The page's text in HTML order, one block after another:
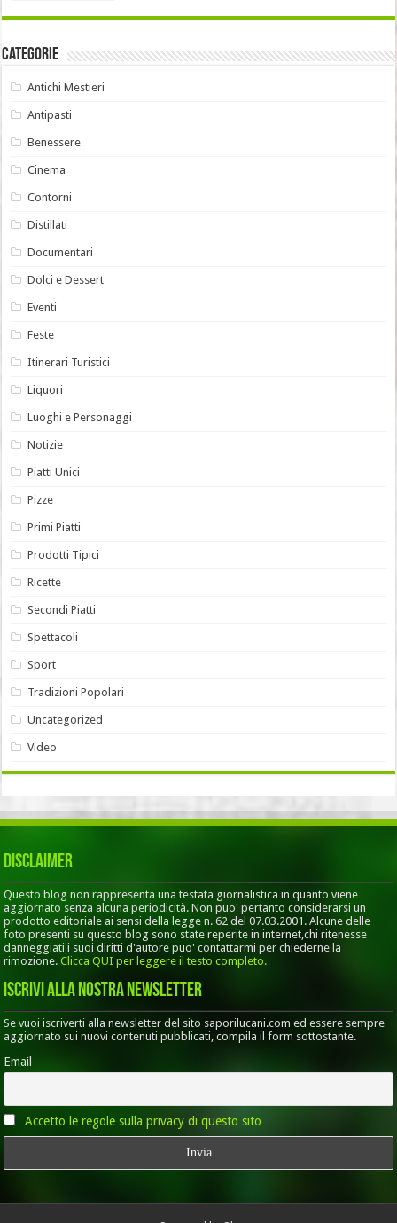
Categorie
Antichi Mestieri
Antipasti
Benessere
Cinema
Contorni
Distillati
Documentari
Dolci e Dessert
Eventi
Feste
Itinerari Turistici
Liquori
Luoghi e Personaggi
Notizie
Piatti Unici
Pizze
Primi Piatti
Prodotti Tipici
Ricette
Secondi Piatti
Spettacoli
Sport
Tradizioni Popolari
Uncategorized
Video
Disclaimer
Questo blog non rappresenta una testata giornalistica in quanto viene
aggiornato senza alcuna periodicità. Non puo' pertanto considerarsi un
prodotto editoriale ai sensi della legge n. 62 del 07.03.2001. Alcune delle
foto presenti su questo blog sono state reperite in internet,chi ritenesse
danneggiati i suoi diritti d'autore puo' contattarmi per chiederne la
rimozione.Clicca QUI per leggere il testo completo.
Iscrivi alla nostra Newsletter
Se vuoi iscriverti alla newsletter del sito saporilucani.com ed essere sempre
aggiornato sui nuovi contenuti pubblicati, compila il form sottostante.
Email
Accetto le regole sulla privacy di questo sito